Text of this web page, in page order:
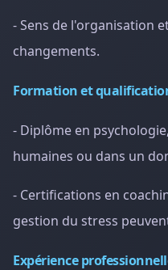
- Sens de l'organisation
changements.
Formation et
- Diplôme en
humaines ou dans un
- Certifications en
gestion du stress
Expérience